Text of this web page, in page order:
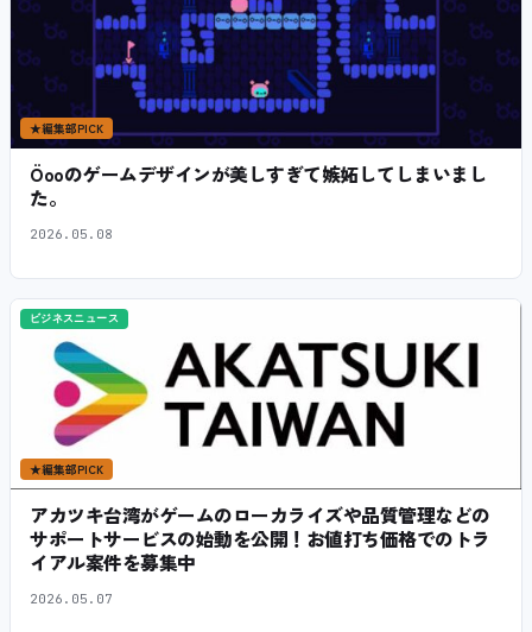
★編集部PICK
Öooのゲームデザインが美しすぎて嫉妬してしまいまし
た。
2026.05.08
ビジネスニュース
★編集部PICK
アカツキ台湾がゲームのローカライズや品質管理などの
サポートサービスの始動を公開！お値打ち価格でのトラ
イアル案件を募集中
2026.05.07